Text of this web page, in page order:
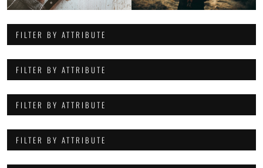
FILTER BY ATTRIBUTE
FILTER BY ATTRIBUTE
FILTER BY ATTRIBUTE
FILTER BY ATTRIBUTE